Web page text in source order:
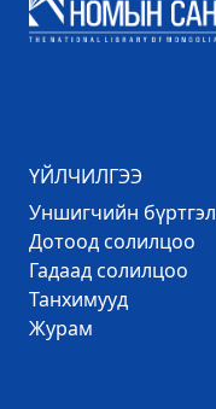
ҮЙЛЧИЛГЭЭ
Уншигчийн бүртгэл
Дотоод солилцоо
Гадаад солилцоо
Танхимууд
Журам